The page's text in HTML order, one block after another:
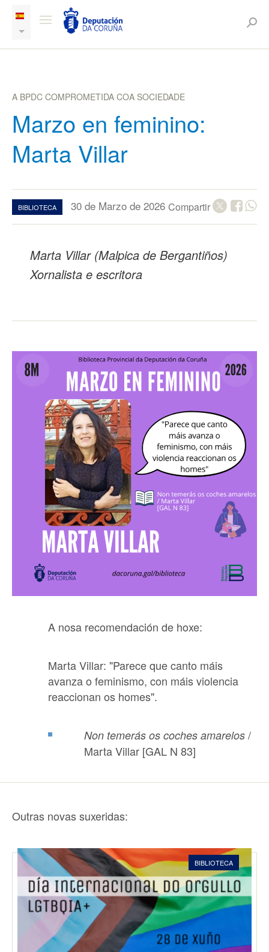
A BPDC COMPROMETIDA COA SOCIEDADE
Marzo en feminino:
Marta Villar
BIBLIOTECA 30 de Marzo de 2026 Compartir
Marta Villar (Malpica de Bergantiños)
Xornalista e escritora
A nosa recomendación de hoxe:
Marta Villar: "Parece que canto máis
avanza o feminismo, con máis violencia
reaccionan os homes".
Non temerás os coches amarelos /
Marta Villar [GAL N 83]
Outras novas suxeridas:
BIBLIOTECA